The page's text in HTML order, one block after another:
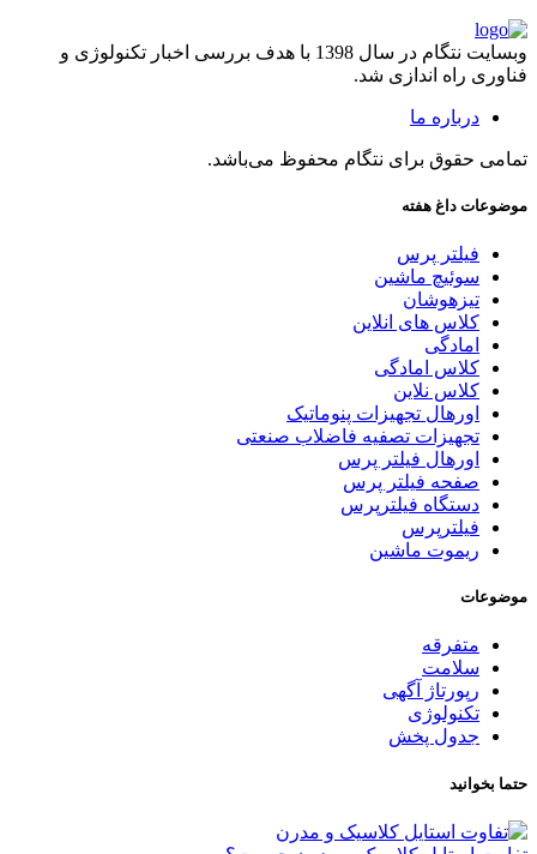
وبسایت نتگام در سال 1398 با هدف بررسی اخبار تکنولوژی و
فناوری راه اندازی شد.
درباره ما
تمامی حقوق برای نتگام محفوظ می‌باشد.
موضوعات داغ هفته
فیلتر پرس
سوئیچ ماشین
تیزهوشان
کلاس های انلاین
امادگی
کلاس امادگی
کلاس نلاین
اورهال تجهیزات پنوماتیک
تجهیزات تصفیه فاضلاب صنعتی
اورهال فیلتر پرس
صفحه فیلتر پرس
دستگاه فیلترپرس
فیلترپرس
ریموت ماشین
موضوعات
متفرقه
سلامت
رپورتاژ آگهی
تکنولوژی
جدول پخش
حتما بخوانید